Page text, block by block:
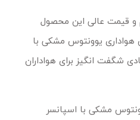
قیمت عالی این محصول
یوونتوس مشکی با
شگفت انگیز برای هواداران
مشکی با اسپانسر